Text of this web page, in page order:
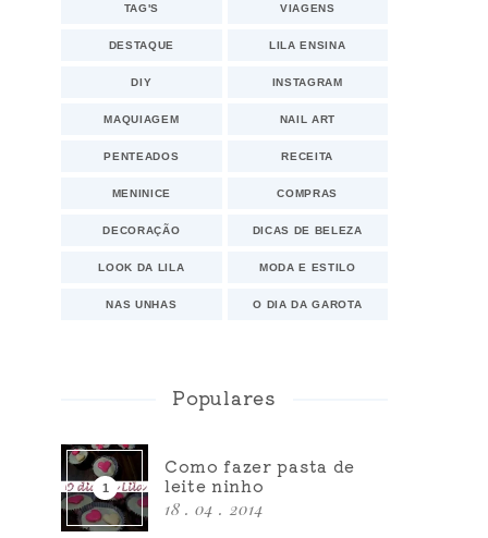
TAG'S VIAGENS
DESTAQUE LILA ENSINA
DIY INSTAGRAM
MAQUIAGEM NAIL ART
PENTEADOS RECEITA
MENINICE COMPRAS
DECORAÇÃO DICAS DE BELEZA
LOOK DA LILA MODA E ESTILO
NAS UNHAS O DIA DA GAROTA
Populares
Como fazer pasta de
leite ninho
18 . 04 . 2014